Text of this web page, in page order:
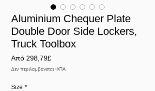
Aluminium Chequer Plate
Double Door Side Lockers,
Truck Toolbox
Από 298,79£
Έκπτωσης
Δεν περιλαμβάνεται ΦΠΑ
Size *